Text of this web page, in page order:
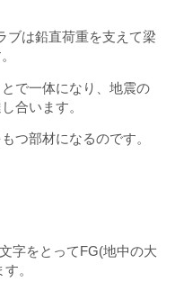
ブは鉛直荷重を支えて梁
で一体になり、地震の
合います。
つ部材になるのです。
字をとってFG(地中の大
。